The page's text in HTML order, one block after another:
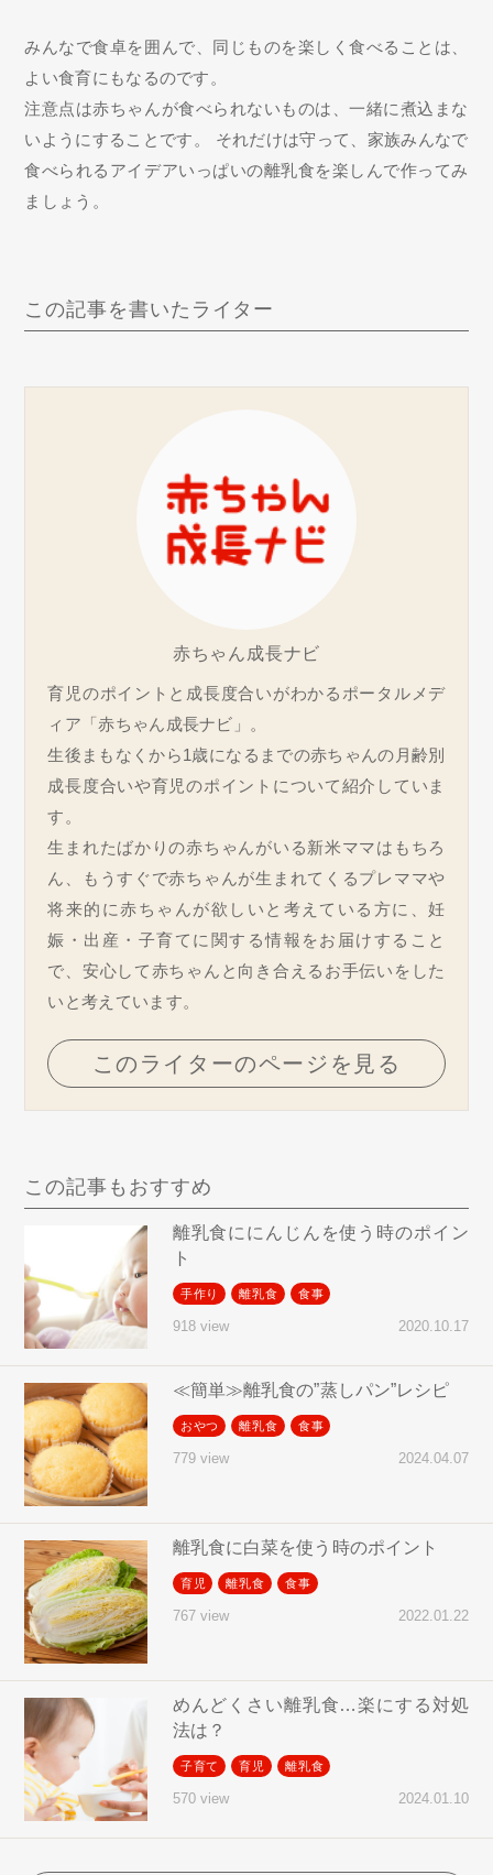
みんなで食卓を囲んで、同じものを楽しく食べることは、
よい食育にもなるのです。
注意点は赤ちゃんが食べられないものは、一緒に煮込まな
いようにすることです。 それだけは守って、家族みんなで
食べられるアイデアいっぱいの離乳食を楽しんで作ってみ
ましょう。
この記事を書いたライター
赤ちゃん成長ナビ
育児のポイントと成長度合いがわかるポータルメデ
ィア「赤ちゃん成長ナビ」。
生後まもなくから1歳になるまでの赤ちゃんの月齢別
成長度合いや育児のポイントについて紹介していま
す。
生まれたばかりの赤ちゃんがいる新米ママはもちろ
ん、もうすぐで赤ちゃんが生まれてくるプレママや
将来的に赤ちゃんが欲しいと考えている方に、妊
娠・出産・子育てに関する情報をお届けすること
で、安心して赤ちゃんと向き合えるお手伝いをした
いと考えています。
このライターのページを見る
この記事もおすすめ
離乳食ににんじんを使う時のポイン
ト
手作り 離乳食 食事
918 view 2020.10.17
≪簡単≫離乳食の”蒸しパン”レシピ
おやつ 離乳食 食事
779 view 2024.04.07
離乳食に白菜を使う時のポイント
育児 離乳食 食事
767 view 2022.01.22
めんどくさい離乳食…楽にする対処
法は？
子育て 育児 離乳食
570 view 2024.01.10